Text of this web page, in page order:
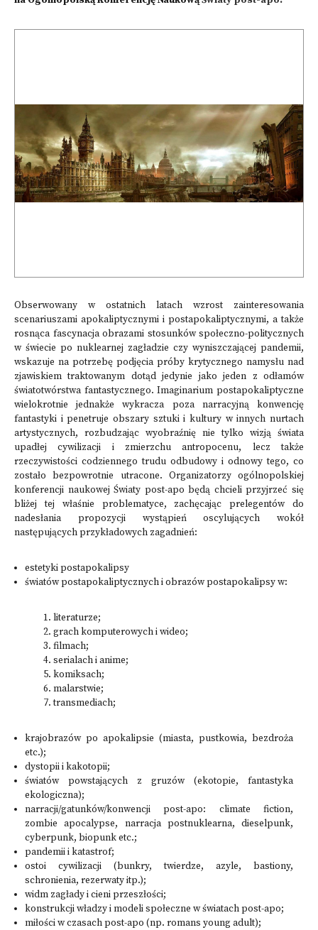
Obserwowany w ostatnich latach wzrost zainteresowania
scenariuszami apokaliptycznymi i postapokaliptycznymi, a także
rosnąca fascynacja obrazami stosunków społeczno-politycznych
w świecie po nuklearnej zagładzie czy wyniszczającej pandemii,
wskazuje na potrzebę podjęcia próby krytycznego namysłu nad
zjawiskiem traktowanym dotąd jedynie jako jeden z odłamów
światotwórstwa fantastycznego. Imaginarium postapokaliptyczne
wielokrotnie jednakże wykracza poza narracyjną konwencję
fantastyki i penetruje obszary sztuki i kultury w innych nurtach
artystycznych, rozbudzając wyobraźnię nie tylko wizją świata
upadłej cywilizacji i zmierzchu antropocenu, lecz także
rzeczywistości codziennego trudu odbudowy i odnowy tego, co
zostało bezpowrotnie ut­racone. Organizatorzy ogólnopolskiej
konferencji naukowej Światy post-apo będą chcieli przyjrzeć się
bliżej tej właśnie problematyce, zachęcając prelegentów do
nadesłania propozycji wystąpień os­cylujących wokół
następujących przykładowych zagadnień:
estetyki postapokalipsy
światów postapokaliptycznych i obrazów postapokalipsy w:
literaturze;
grach komputerowych i wideo;
filmach;
serialach i anime;
komiksach;
malarstwie;
transmediach;
krajobrazów po apokalipsie (miasta, pustkowia, bezdroża
etc.);
dystopii i kakotopii;
światów powstających z gruzów (ekotopie, fantastyka
ekologiczna);
narracji/gatunków/konwencji post-apo: climate fiction,
zombie apocalypse, narracja postnuklearna, dieselpunk,
cyberpunk, biopunk etc.;
pandemii i katastrof;
ostoi cywilizacji (bunkry, twierdze, azyle, bastiony,
schronienia, rezerwaty itp.);
widm zagłady i cieni przeszłości;
konstrukcji władzy i modeli społeczne w światach post-apo;
miłości w czasach post-apo (np. romans young adult);